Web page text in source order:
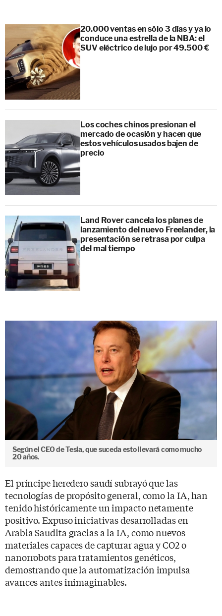
20.000 ventas en sólo 3 días y ya lo
conduce una estrella de la NBA: el
SUV eléctrico de lujo por 49.500 €
Los coches chinos presionan el
mercado de ocasión y hacen que
estos vehículos usados bajen de
precio
Land Rover cancela los planes de
lanzamiento del nuevo Freelander, la
presentación se retrasa por culpa
del mal tiempo
Según el CEO de Tesla, que suceda esto llevará como mucho
20 años.
El príncipe heredero saudí subrayó que las
tecnologías de propósito general, como la IA, han
tenido históricamente un impacto netamente
positivo. Expuso iniciativas desarrolladas en
Arabia Saudita gracias a la IA, como nuevos
materiales capaces de capturar agua y CO2 o
nanorrobots para tratamientos genéticos,
demostrando que la automatización impulsa
avances antes inimaginables.